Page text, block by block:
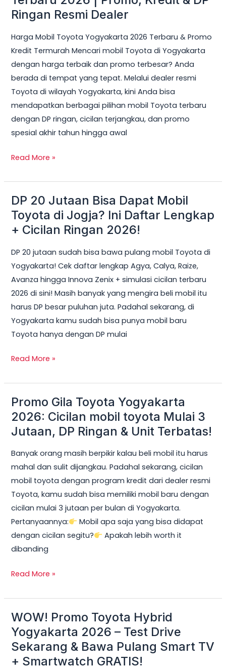
Ringan Resmi Dealer
Harga Mobil Toyota Yogyakarta 2026 Terbaru & Promo
Kredit Termurah Mencari mobil Toyota di Yogyakarta
dengan harga terbaik dan promo terbesar? Anda
berada di tempat yang tepat. Melalui dealer resmi
Toyota di wilayah Yogyakarta, kini Anda bisa
mendapatkan berbagai pilihan mobil Toyota terbaru
dengan DP ringan, cicilan terjangkau, dan promo
spesial akhir tahun hingga awal
Toyota
Terbaru
2026
|
Promo,
Kredit
&
DP
Ringan
Dealer
Read More »
DP 20 Jutaan Bisa Dapat Mobil
Toyota di Jogja? Ini Daftar Lengkap
+ Cicilan Ringan 2026!
DP 20 jutaan sudah bisa bawa pulang mobil Toyota di
Yogyakarta! Cek daftar lengkap Agya, Calya, Raize,
Avanza hingga Innova Zenix + simulasi cicilan terbaru
2026 di sini! Masih banyak yang mengira beli mobil itu
harus DP besar puluhan juta. Padahal sekarang, di
Yogyakarta kamu sudah bisa punya mobil baru
Toyota hanya dengan DP mulai
DP
20
Jutaan
Dapat
Mobil
Toyota
di
Jogja?
Ini
Daftar
+
2026!
Read More »
Promo Gila Toyota Yogyakarta
2026: Cicilan mobil toyota Mulai 3
Jutaan, DP Ringan & Unit Terbatas!
Banyak orang masih berpikir kalau beli mobil itu harus
mahal dan sulit dijangkau. Padahal sekarang, cicilan
mobil toyota dengan program kredit dari dealer resmi
Toyota, kamu sudah bisa memiliki mobil baru dengan
cicilan mulai 3 jutaan per bulan di Yogyakarta.
Pertanyaannya:
Mobil apa saja yang bisa didapat
dengan cicilan segitu?
Apakah lebih worth it
dibanding
Promo
Gila
Toyota
2026:
Cicilan
mobil
toyota
Mulai
3
Jutaan,
DP
&
Read More »
WOW! Promo Toyota Hybrid
Yogyakarta 2026 – Test Drive
Sekarang & Bawa Pulang Smart TV
+ Smartwatch GRATIS!
WOW!
Promo
Toyota
Hybrid